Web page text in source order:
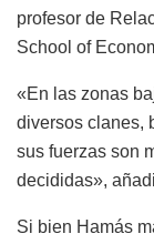
profesor de
School of
«En las zonas
diversos clanes,
sus fuerzas son
decididas»,
Si bien Hamás